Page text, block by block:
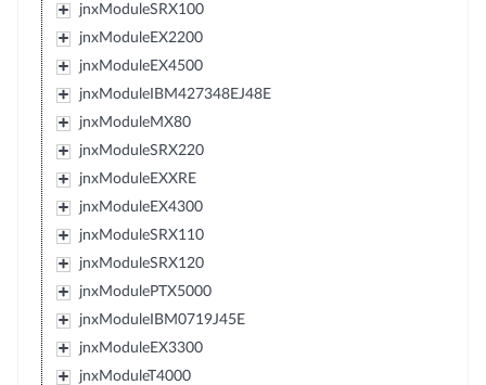
jnxModuleSRX100
jnxModuleEX2200
jnxModuleEX4500
jnxModuleIBM427348EJ48E
jnxModuleMX80
jnxModuleSRX220
jnxModuleEXXRE
jnxModuleEX4300
jnxModuleSRX110
jnxModuleSRX120
jnxModulePTX5000
jnxModuleIBM0719J45E
jnxModuleEX3300
jnxModuleT4000